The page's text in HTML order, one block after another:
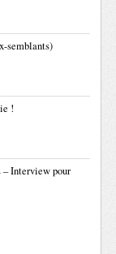
semblants)
!
– Interview pour